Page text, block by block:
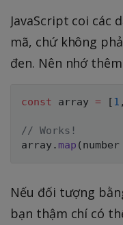
JavaScript coi các
mã, chứ không
đen. Nên nhớ
const array = [ 1 ,
// Works!
array. map ( number
Nếu đối tượng
bạn thậm chí có